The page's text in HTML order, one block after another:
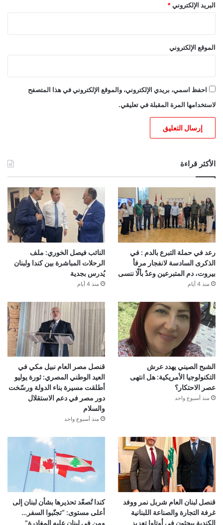
البريد الإلكتروني *
الموقع الإلكتروني
احفظ اسمي، بريدي الإلكتروني، والموقع الإلكتروني في هذا المتصفح
لاستخدامها المرة المقبلة في تعليقي.
الأكثر قراءة
رعد في حملة التبرع بالدم : في
الذكرى السادسة لانفجار مرفأ
بيروت، دم المتبرعين وعدٌ بألّا ننسى
منذ 4 أيام
النائب فيصل الخوري: ملف
الرحلات المباشرة بين كندا ولبنان
يُدرس بجدية
منذ 4 أيام
الشبح الصيني يهدد عرش
التكنولوجيا الأمريكية: هل انتهى
عصر الاحتكار؟
منذ أسبوع واحد
قنصل مصر العام نبيل مكي في
العيد الوطني المصري: ثورة يوليو
أطلقت مسيرة بناء الدولة ورسّخت
دور مصر في دعم الاستقلال
والسلام
منذ أسبوع واحد
قنصل لبنان العام شربل نمر ووفد
غرفة التجارة والصناعة اللبنانية
الكندية يبحثون في أوتاوا تعزيز
كندا تُصعّد تحذيرها بشأن لبنان إلى
أعلى مستوى: “تجنّبوا السفر…
ومن في لبنان عليه المغادرة”